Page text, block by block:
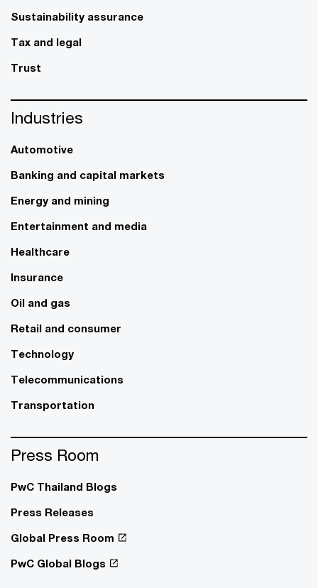
Sustainability assurance
Tax and legal
Trust
Industries
Automotive
Banking and capital markets
Energy and mining
Entertainment and media
Healthcare
Insurance
Oil and gas
Retail and consumer
Technology
Telecommunications
Transportation
Press Room
PwC Thailand Blogs
Press Releases
Global Press Room
PwC Global Blogs